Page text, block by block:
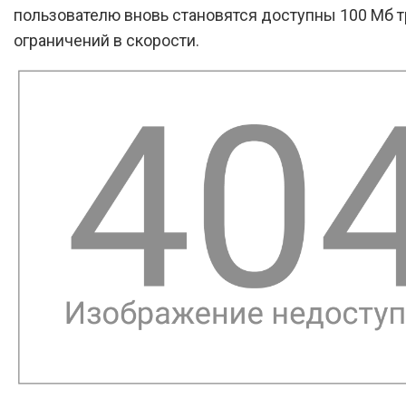
пользователю вновь становятся доступны 100 Мб
ограничений в скорости.